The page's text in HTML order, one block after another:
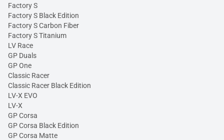
Factory S
Factory S Black Edition
Factory S Carbon Fiber
Factory S Titanium
LV Race
GP Duals
GP One
Classic Racer
Classic Racer Black Edition
LV-X EVO
LV-X
GP Corsa
GP Corsa Black Edition
GP Corsa Matte